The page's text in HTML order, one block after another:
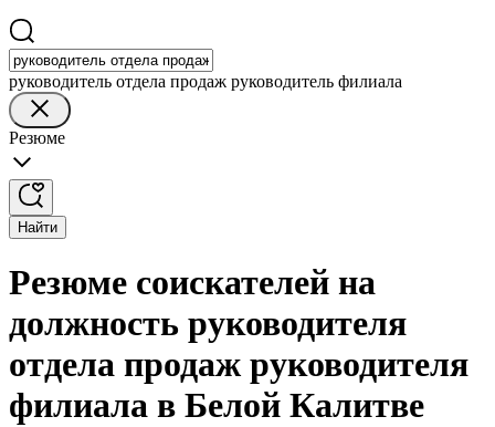
руководитель отдела продаж руководитель филиала
Резюме
Найти
Резюме соискателей на
должность руководителя
отдела продаж руководителя
филиала в Белой Калитве